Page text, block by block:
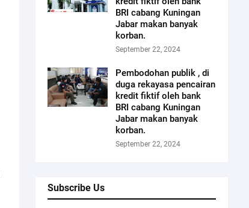
BRI cabang Kuningan
Jabar makan banyak
korban.
September 22, 2024
Pembodohan publik , di
duga rekayasa pencairan
kredit fiktif oleh bank
BRI cabang Kuningan
Jabar makan banyak
korban.
September 22, 2024
Subscribe Us